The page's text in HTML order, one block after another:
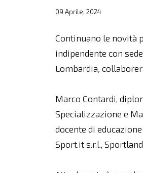
09 Aprile, 2024
Continuano le novità
indipendente con
Lombardia,
Marco Contardi,
Specializzazione e
docente di
Sport.it s.r.l.,